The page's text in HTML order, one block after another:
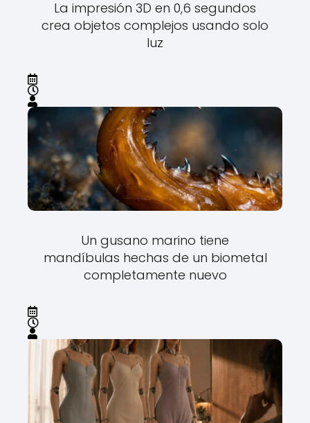
La impresión 3D en 0,6 segundos
crea objetos complejos usando solo
luz
Un gusano marino tiene
mandíbulas hechas de un biometal
completamente nuevo